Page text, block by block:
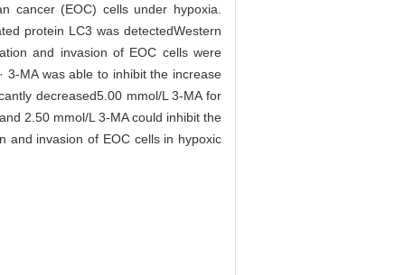
cancer (EOC) cells under hypoxia.
protein LC3 was detectedWestern
and invasion of EOC cells were
3-MA was able to inhibit the increase
decreased5.00 mmol/L 3-MA for
2.50 mmol/L 3-MA could inhibit the
and invasion of EOC cells in hypoxic